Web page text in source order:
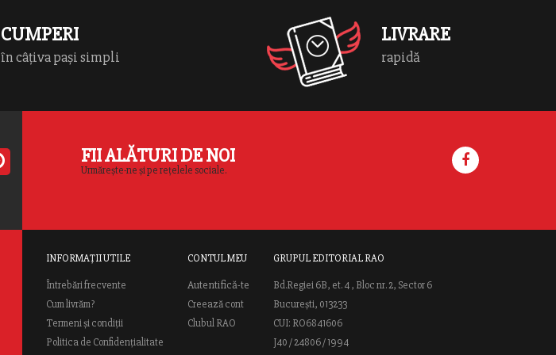
CUMPERI
în câțiva pași simpli
LIVRARE
rapidă
FII ALĂTURI DE NOI
Urmărește-ne și pe rețelele sociale.
INFORMAȚII UTILE
Întrebări frecvente
Cum livrăm?
Termeni și condiții
Politica de Confidențialitate
CONTUL MEU
Autentifică-te
Creează cont
Clubul RAO
GRUPUL EDITORIAL RAO
Bd.Regiei 6B, et. 4 , Bloc nr. 2, Sector 6
București, 013233
CUI: RO6841606
J40 / 24806 / 1994